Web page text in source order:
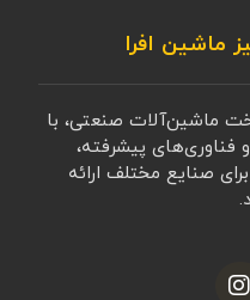
ماشین افرا
ماشین‌آلات صنعتی، با
فناوری‌های پیشرفته،
صنایع مختلف ارائه